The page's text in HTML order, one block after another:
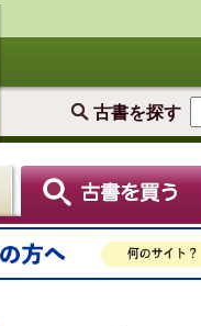
古書を探す